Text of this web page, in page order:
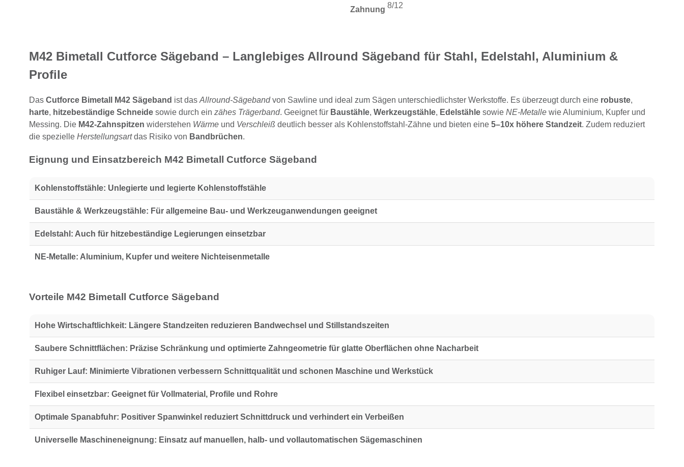
Zahnung 8/12
M42 Bimetall Cutforce Sägeband – Langlebiges Allround Sägeband für Stahl, Edelstahl, Aluminium &
Profile
Das Cutforce Bimetall M42 Sägeband ist das Allround-Sägebandvon Sawline und ideal zum Sägen unterschiedlichster Werkstoffe. Es überzeugt durch eine robuste,
harte, hitzebeständige Schneide sowie durch ein zähes Trägerband. Geeignet für Baustähle, Werkzeugstähle, Edelstähle sowie NE-Metalle wie Aluminium, Kupfer und
Messing. Die M42-Zahnspitzen widerstehen Wärme und Verschleiß deutlich besser als Kohlenstoffstahl-Zähne und bieten eine 5–10x höhere Standzeit. Zudem reduziert
die spezielle Herstellungsartdas Risiko von Bandbrüchen.
Eignung und Einsatzbereich M42 Bimetall Cutforce Sägeband
Kohlenstoffstähle: Unlegierte und legierte Kohlenstoffstähle
Baustähle & Werkzeugstähle: Für allgemeine Bau- und Werkzeuganwendungen geeignet
Edelstahl: Auch für hitzebeständige Legierungen einsetzbar
NE-Metalle: Aluminium, Kupfer und weitere Nichteisenmetalle
Vorteile M42 Bimetall Cutforce Sägeband
Hohe Wirtschaftlichkeit: Längere Standzeiten reduzieren Bandwechsel und Stillstandszeiten
Saubere Schnittflächen: Präzise Schränkung und optimierte Zahngeometrie für glatte Oberflächen ohne Nacharbeit
Ruhiger Lauf: Minimierte Vibrationen verbessern Schnittqualität und schonen Maschine und Werkstück
Flexibel einsetzbar: Geeignet für Vollmaterial, Profile und Rohre
Optimale Spanabfuhr: Positiver Spanwinkel reduziert Schnittdruck und verhindert ein Verbeißen
Universelle Maschineneignung: Einsatz auf manuellen, halb- und vollautomatischen Sägemaschinen